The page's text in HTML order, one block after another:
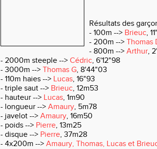
Résultats des
- 100m --> Brieuc,
- 200m --> Thomas
- 800m --> Arthur,
- 2000m steeple --> Cédric, 6'12"98
- 3000m --> Thomas G, 8'44"03
- 110m haies --> Lucas, 16"93
- triple saut --> Brieuc, 12m53
- hauteur --> Lucas, 1m90
- longueur --> Amaury, 5m78
- javelot --> Amaury, 16m50
- poids --> Pierre, 13m25
- disque --> Pierre, 37m28
- 4x200m --> Amaury, Thomas, Lucas et